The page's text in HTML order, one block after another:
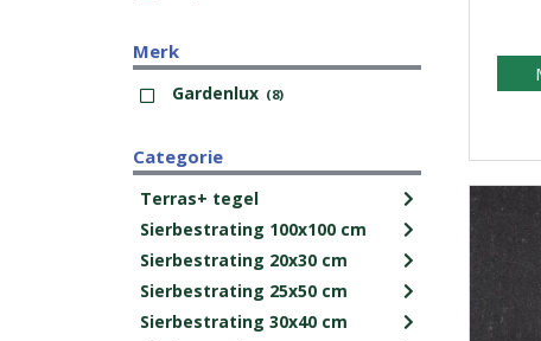
Merk
Gardenlux (8)
Categorie
Terras+ tegel
Sierbestrating 100x100 cm
Sierbestrating 20x30 cm
Sierbestrating 25x50 cm
Sierbestrating 30x40 cm